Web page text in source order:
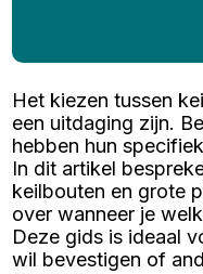
Het kiezen tussen
een uitdaging zijn.
hebben hun
In dit artikel
keilbouten en grote
over wanneer je
Deze gids is ideaal
wil bevestigen of